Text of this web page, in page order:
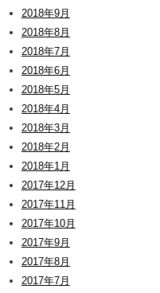
2018年9月
2018年8月
2018年7月
2018年6月
2018年5月
2018年4月
2018年3月
2018年2月
2018年1月
2017年12月
2017年11月
2017年10月
2017年9月
2017年8月
2017年7月